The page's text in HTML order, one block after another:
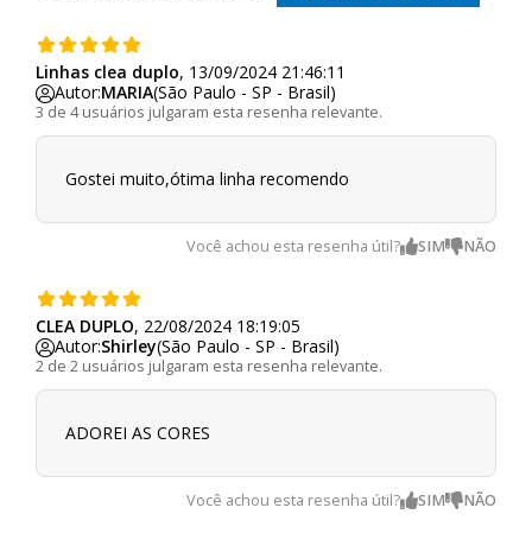
3 de 4 usuários julgaram esta resenha relevante.
Linhas clea duplo, 13/09/2024 21:46:11
Autor:MARIA(São Paulo - SP - Brasil)
Gostei muito,ótima linha recomendo
Você achou esta resenha útil?
2 de 2 usuários julgaram esta resenha relevante.
CLEA DUPLO, 22/08/2024 18:19:05
Autor:Shirley(São Paulo - SP - Brasil)
ADOREI AS CORES
Você achou esta resenha útil?